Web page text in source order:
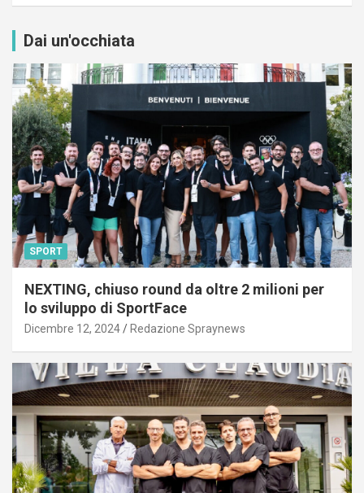
Dai un'occhiata
SPORT
NEXTING, chiuso round da oltre 2 milioni per
lo sviluppo di SportFace
Dicembre 12, 2024 Redazione Spraynews